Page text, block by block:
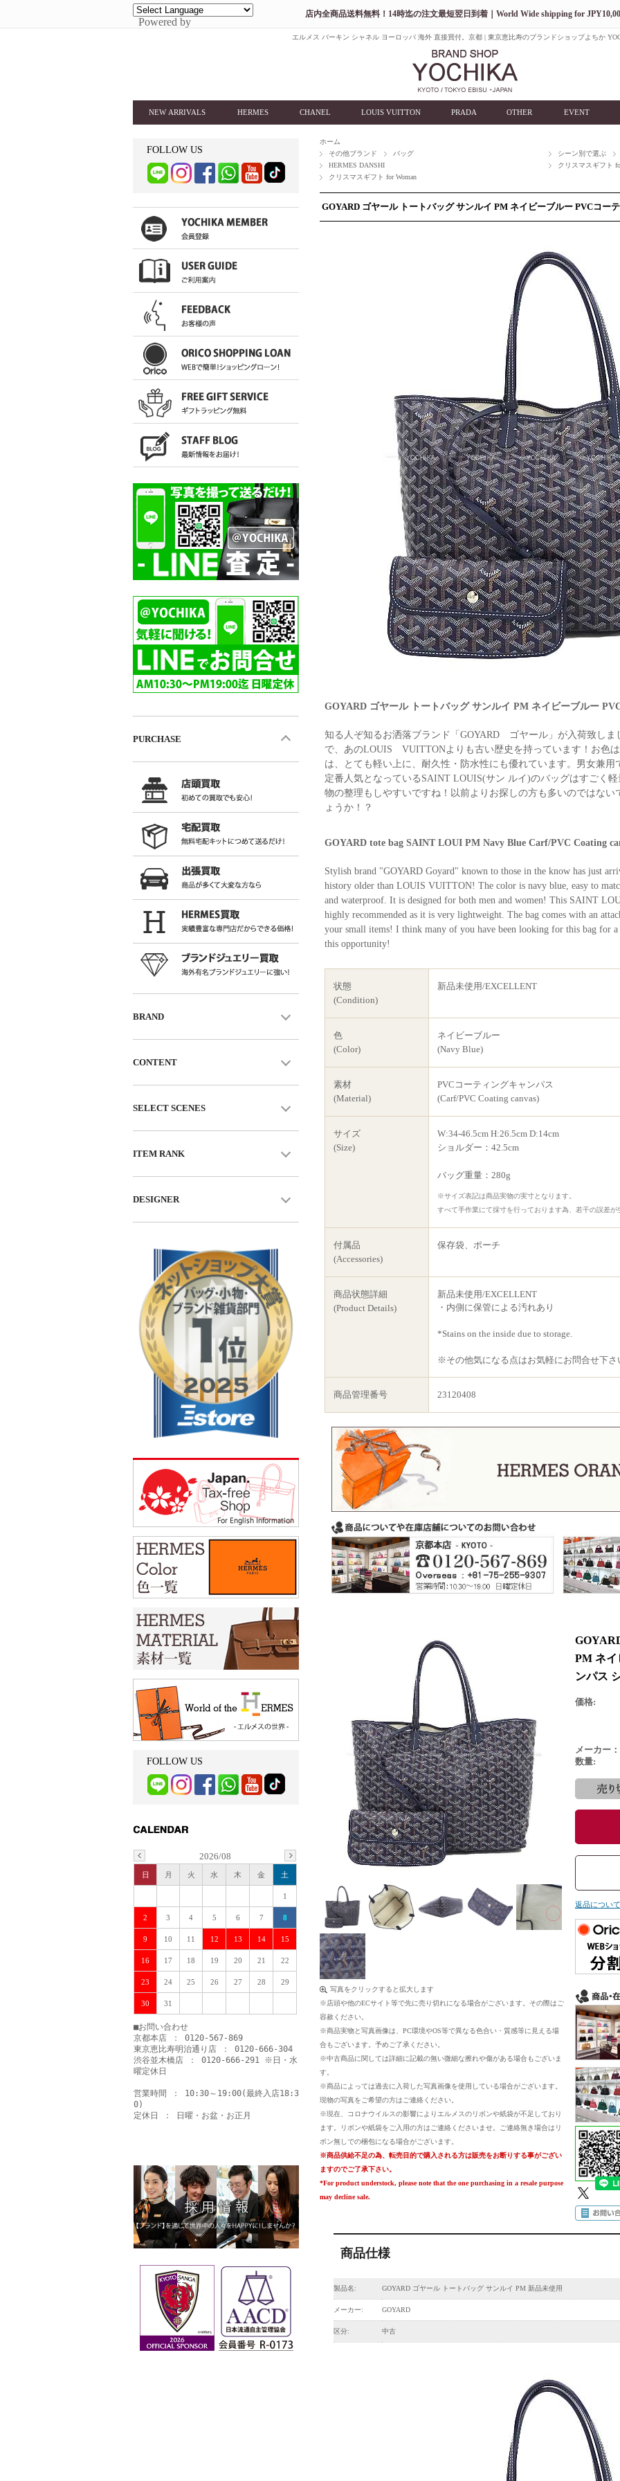
Powered by
店内全商品送料無料！14時迄の注文最短翌日到着｜World Wide shipping for
エルメス バーキン シャネル ヨーロッパ 海外 直接買付。京都 | 東京恵比寿のブランドショップよちか
NEW ARRIVALS HERMES CHANEL LOUIS VUITTON PRADA OTHER EVENT
ホーム
その他ブランド
バッグ
シーン別で選ぶ
HERMES DANSHI
クリスマスギフト
クリスマスギフト for Woman
GOYARD ゴヤール トートバッグ サンルイ PM ネイビーブルー PVCコー
GOYARD ゴヤール トートバッグ サンルイ PM ネイビーブルー
知る人ぞ知るお洒落ブランド「GOYARD ゴヤール」が入荷致しま
で、あのLOUIS VUITTONよりも古い歴史を持っています！お色
は、とても軽い上に、耐久性・防水性にも優れています。男女兼
定番人気となっているSAINT LOUIS(サン ルイ)のバッグはすごく
物の整理もしやすいですね！以前よりお探しの方も多いのではな
ょうか！？
GOYARD tote bag SAINT LOUI PM Navy Blue Carf/PVC Coating
Stylish brand "GOYARD Goyard" known to those in the know has just
history older than LOUIS VUITTON! The color is navy blue, easy to
and waterproof. It is designed for both men and women! This SAINT
highly recommended as it is very lightweight. The bag comes with an
your small items! I think many of you have been looking for this bag for
this opportunity!
状態
(Condition)
新品未使用/EXCELLENT
色
(Color)
ネイビーブルー
(Navy Blue)
素材
(Material)
PVCコーティングキャンパス
(Carf/PVC Coating canvas)
サイズ
(Size)
W:34-46.5cm H:26.5cm D:14cm
ショルダー：42.5cm
バッグ重量：280g
※サイズ表記は商品実物の実寸となります。
すべて手作業にて採寸を行っております為、若干の誤差
付属品
(Accessories)
保存袋、ポーチ
商品状態詳細
(Product Details)
新品未使用/EXCELLENT
・内側に保管による汚れあり
*Stains on the inside due to storage.
※その他気になる点はお気軽にお問合せ下さ
商品管理番号 23120408
写真をクリックすると拡大します
※店頭や他のECサイト等で先に売り切れになる場合がございます。その際はご
容赦ください。
※商品実物と写真画像は、PC環境やOS等で異なる色合い・質感等に見える場
合もございます。予めご了承ください。
※中古商品に関しては詳細に記載の無い微細な擦れや傷がある場合もございま
す。
※商品によっては過去に入荷した写真画像を使用している場合がございます。
現物の写真をご希望の方はご連絡ください。
※現在、コロナウイルスの影響によりエルメスのリボンや紙袋が不足しており
ます。リボンや紙袋をご入用の方はご連絡くださいませ。ご連絡無き場合はリ
ボン無しでの梱包になる場合がございます。
※商品供給不足の為、転売目的で購入される方は販売をお断りする事がござい
ますのでご了承下さい。
*For product understock, please note that the one purchasing in a resale purpose
may decline sale.
PM ネイ
ンパス
価格:
メーカー：
数量:
返品につい
商品仕様
製品名: GOYARD ゴヤール トートバッグ サンルイ PM 新品未使用
メーカー: GOYARD
区分: 中古
FOLLOW US
PURCHASE
BRAND
CONTENT
SELECT SCENES
ITEM RANK
DESIGNER
FOLLOW US
2026/08
日 月 火 水 木 金 土
1
2 3 4 5 6 7 8
9 10 11 12 13 14 15
16 17 18 19 20 21 22
23 24 25 26 27 28 29
30 31
■お問い合わせ
京都本店 ： 0120-567-869
東京恵比寿明治通り店 ： 0120-666-304
渋谷並木橋店 ： 0120-666-291 ※日・水
曜定休日
営業時間 ： 10:30～19:00(最終入店18:3
0)
定休日 ： 日曜・お盆・お正月